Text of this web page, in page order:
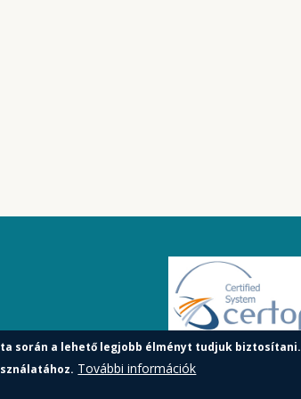
során a lehető legjobb élményt tudjuk biztosítani.
További információk